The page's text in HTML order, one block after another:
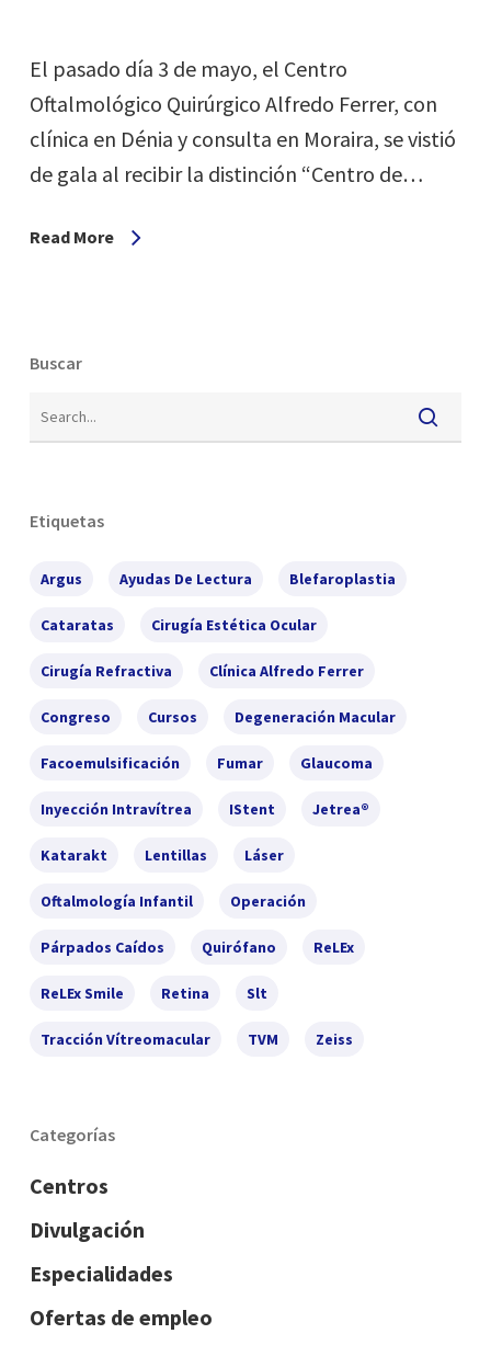
El pasado día 3 de mayo, el Centro
Oftalmológico Quirúrgico Alfredo Ferrer, con
clínica en Dénia y consulta en Moraira, se vistió
de gala al recibir la distinción “Centro de…
Read More
Buscar
Etiquetas
Argus Ayudas De Lectura Blefaroplastia
Cataratas Cirugía Estética Ocular
Cirugía Refractiva Clínica Alfredo Ferrer
Congreso Cursos Degeneración Macular
Facoemulsificación Fumar Glaucoma
Inyección Intravítrea IStent Jetrea®
Katarakt Lentillas Láser
Oftalmología Infantil Operación
Párpados Caídos Quirófano ReLEx
ReLEx Smile Retina Slt
Tracción Vítreomacular TVM Zeiss
Categorías
Centros
Divulgación
Especialidades
Ofertas de empleo